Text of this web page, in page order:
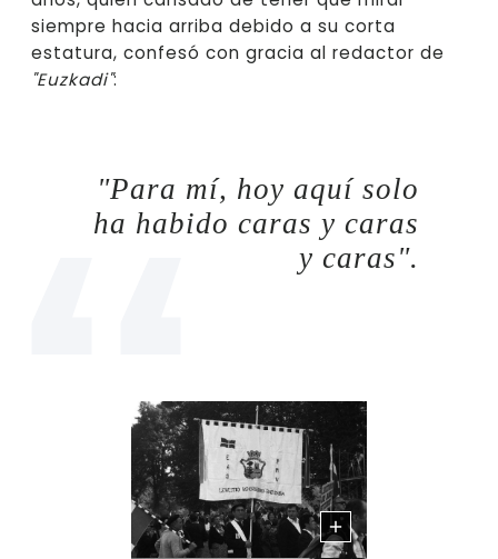
siempre hacia arriba debido a su corta
estatura, confesó con gracia al redactor de
"Euzkadi":
"Para mí, hoy aquí solo
ha habido caras y caras
y caras".